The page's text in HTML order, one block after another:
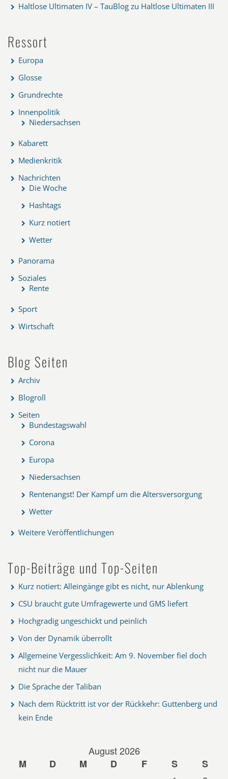
Haltlose Ultimaten IV – TauBlog zu Haltlose Ultimaten III
Ressort
Europa
Glosse
Grundrechte
Innenpolitik
Niedersachsen
Kabarett
Medienkritik
Nachrichten
Die Woche
Hashtags
Kurz notiert
Wetter
Panorama
Soziales
Rente
Sport
Wirtschaft
Blog Seiten
Archiv
Blogroll
Seiten
Bundestagswahl
Corona
Europa
Niedersachsen
Rentenangst! Der Kampf um die Altersversorgung
Wetter
Weitere Veröffentlichungen
Top-Beiträge und Top-Seiten
Kurz notiert: Alleingänge gibt es nicht, nur Ablenkung
CSU braucht gute Umfragewerte und GMS liefert
Hochgradig ungeschickt und peinlich
Von der Dynamik überrollt
Allgemeine Vergesslichkeit: Am 9. November fiel doch
nicht nur die Mauer
Die Sprache der Taliban
Nach dem Rücktritt ist vor der Rückkehr: Guttenberg und
kein Ende
August 2026
M
D M D F S
S